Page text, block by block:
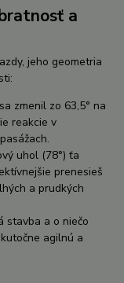
a
jeho geometria
zmenil zo 63,5° na
reakcie v
uhol (78°) ťa
prenesieš
a prudkých
stavba a o niečo
agilnú a